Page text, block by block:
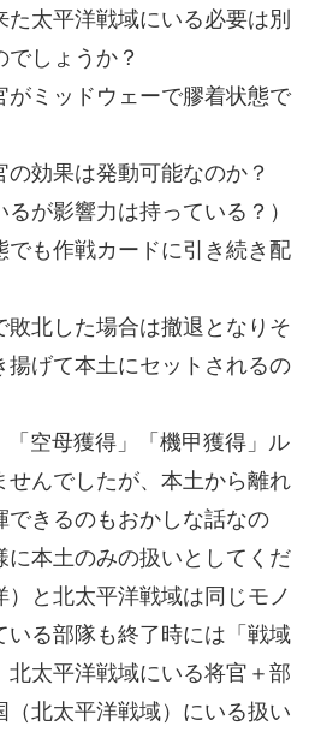
太平洋戦域にいる必要は別
しょうか？
がミッドウェーで膠着状態で
効果は発動可能なのか？
るが影響力は持っている？）
でも作戦カードに引き続き配
北した場合は撤退となりそ
揚げて本土にセットされるの
空母獲得」「機甲獲得」ル
せんでしたが、本土から離れ
できるのもおかしな話なの
に本土のみの扱いとしてくだ
）と北太平洋戦域は同じモノ
いる部隊も終了時には「戦域
北太平洋戦域にいる将官＋部
（北太平洋戦域）にいる扱い